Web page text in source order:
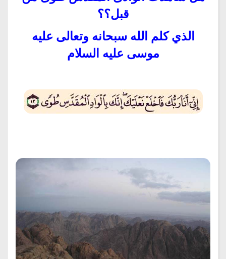
قبل؟؟
الذي كلم الله سبحانه وتعالى عليه
موسى عليه السلام